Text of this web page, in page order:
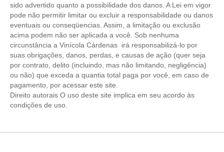
sido advertido quanto a possibilidade dos danos. A Lei em vigor
pode não permitir limitar ou excluir a responsabilidade ou danos
eventuais ou conseqüencias. Assim, a limitação ou exclusão
acima podem não ser aplicada a você. Sob nenhuma
circunstância a Vinícola Cárdenas irá responsabilizá-lo por
suas obrigações, danos, perdas, e causas de ação (quer seja
por contrato, delito (incluindo, mas não limitando, negligência)
ou não) que exceda a quantia total paga por você, em caso de
pagamento, por acessar este site.
Direito autorais O uso deste site implica em seu acordo às
condições de uso.